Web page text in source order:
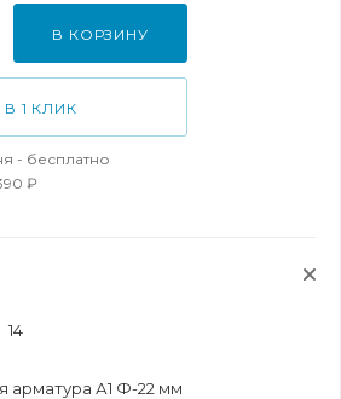
В КОРЗИНУ
1 КЛИК
- бесплатно
₽
14
арматура А1 Ф-22 мм